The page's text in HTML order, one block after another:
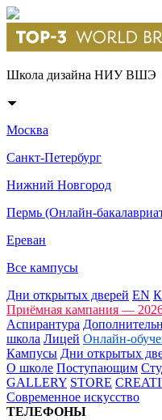
Школа дизайна НИУ ВШЭ
Москва
Санкт-Петербург
Нижний Новгород
Пермь (Онлайн-
Ереван
Все кампусы
Дни открытых дверей EN
Приёмная кампания —
Аспирантура
школа Лицей Онлайн-
Кампусы Дни открытых
О школе Поступающим
GALLERY STORE
Современное искусство
ТЕЛЕФОНЫ